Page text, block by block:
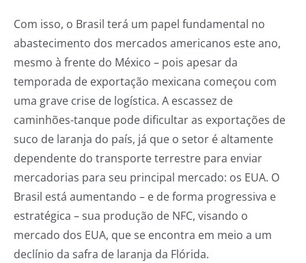
Com isso, o Brasil terá um papel fundamental no
abastecimento dos mercados americanos este ano,
mesmo à frente do México – pois apesar da
temporada de exportação mexicana começou com
uma grave crise de logística. A escassez de
caminhões-tanque pode dificultar as exportações de
suco de laranja do país, já que o setor é altamente
dependente do transporte terrestre para enviar
mercadorias para seu principal mercado: os EUA. O
Brasil está aumentando – e de forma progressiva e
estratégica – sua produção de NFC, visando o
mercado dos EUA, que se encontra em meio a um
declínio da safra de laranja da Flórida.